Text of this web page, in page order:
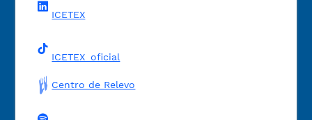
ICETEX
ICETEX_oficial
Centro de Relevo